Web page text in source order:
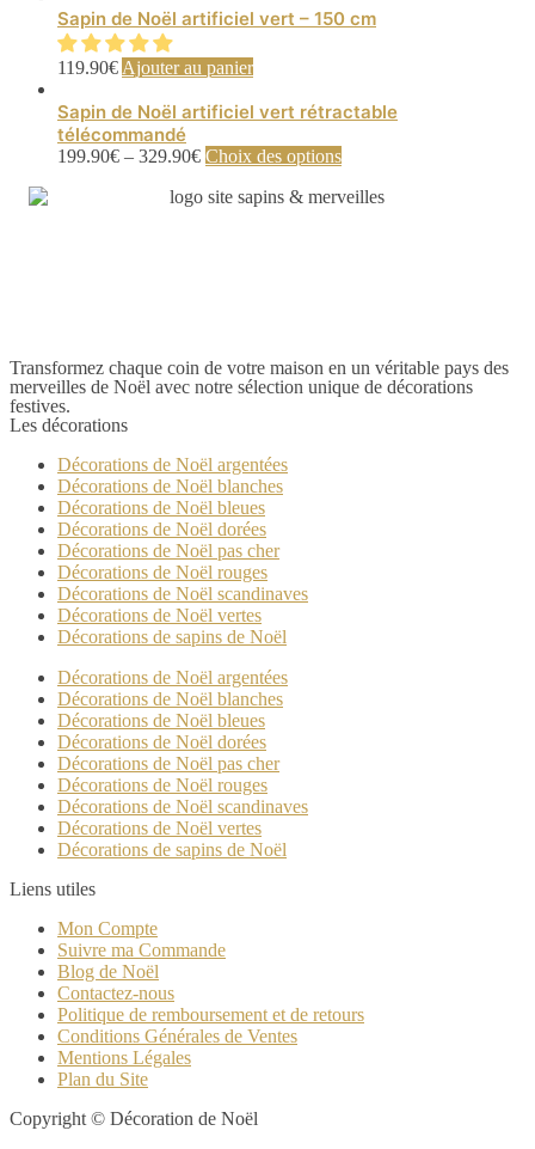
Sapin de Noël artificiel vert – 150 cm
119.90€ Ajouter au panier
Sapin de Noël artificiel vert rétractable
télécommandé
199.90€ – 329.90€ Choix des optionsCe
a
sur
la
Transformez chaque coin de votre maison en un véritable pays des
merveilles de Noël avec notre sélection unique de décorations
festives.
Les décorations
Décorations de Noël argentées
Décorations de Noël blanches
Décorations de Noël bleues
Décorations de Noël dorées
Décorations de Noël pas cher
Décorations de Noël rouges
Décorations de Noël scandinaves
Décorations de Noël vertes
Décorations de sapins de Noël
Décorations de Noël argentées
Décorations de Noël blanches
Décorations de Noël bleues
Décorations de Noël dorées
Décorations de Noël pas cher
Décorations de Noël rouges
Décorations de Noël scandinaves
Décorations de Noël vertes
Décorations de sapins de Noël
Liens utiles
Mon Compte
Suivre ma Commande
Blog de Noël
Contactez-nous
Politique de remboursement et de retours
Conditions Générales de Ventes
Mentions Légales
Plan du Site
Copyright © Décoration de Noël